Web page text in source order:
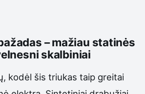
– mažiau statinės
skalbiniai
kodėl šis triukas taip greitai